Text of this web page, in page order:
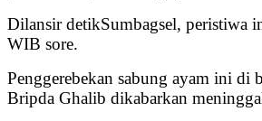
Dilansir detikSumbagsel, peristiwa
WIB sore.
Penggerebekan sabung ayam ini di
Bripda Ghalib dikabarkan